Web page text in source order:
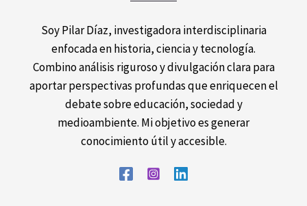
Soy Pilar Díaz, investigadora interdisciplinaria
enfocada en historia, ciencia y tecnología.
Combino análisis riguroso y divulgación clara para
aportar perspectivas profundas que enriquecen el
debate sobre educación, sociedad y
medioambiente. Mi objetivo es generar
conocimiento útil y accesible.